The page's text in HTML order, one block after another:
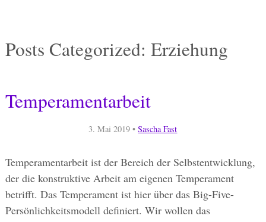
Posts Categorized: Erziehung
Temperamentarbeit
3. Mai 2019 •Sascha Fast
Temperamentarbeit ist der Bereich der Selbstentwicklung,
der die konstruktive Arbeit am eigenen Temperament
betrifft. Das Temperament ist hier über das Big-Five-
Persönlichkeitsmodell definiert. Wir wollen das